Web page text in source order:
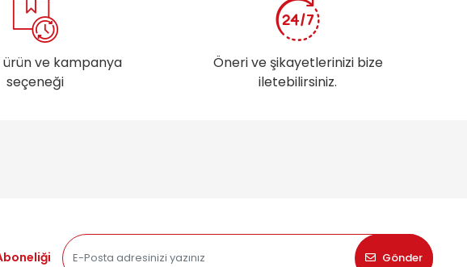
ürün ve kampanya
seçeneği
Öneri ve şikayetlerinizi bize
iletebilirsiniz.
Gönder